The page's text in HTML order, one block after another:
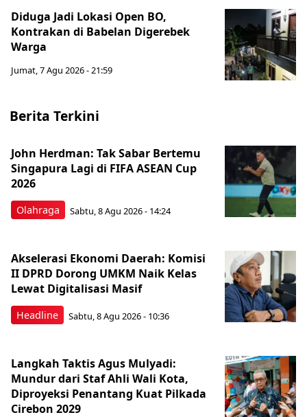
Diduga Jadi Lokasi Open BO,
Kontrakan di Babelan Digerebek
Warga
Jumat, 7 Agu 2026 - 21:59
Berita Terkini
Olahraga
John Herdman: Tak Sabar Bertemu
Singapura Lagi di FIFA ASEAN Cup
2026
Sabtu, 8 Agu 2026 - 14:24
Headline
Akselerasi Ekonomi Daerah: Komisi
II DPRD Dorong UMKM Naik Kelas
Lewat Digitalisasi Masif
Sabtu, 8 Agu 2026 - 10:36
Langkah Taktis Agus Mulyadi:
Mundur dari Staf Ahli Wali Kota,
Diproyeksi Penantang Kuat Pilkada
Cirebon 2029